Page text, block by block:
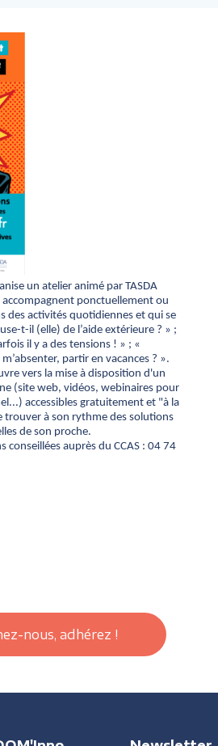
un atelier animé par TASDA
ponctuellement ou
des activités quotidiennes et qui se
t-il (elle) de l’aide extérieure ? » ;
il y a des tensions ! » ; «
partir en vacances ? ».
vers la mise à disposition d'un
(site web, vidéos, webinaires pour
accessibles gratuitement et "à la
trouver à son rythme des solutions
de son proche.
conseillées auprès du CCAS : 04 74
nous, adhérez !